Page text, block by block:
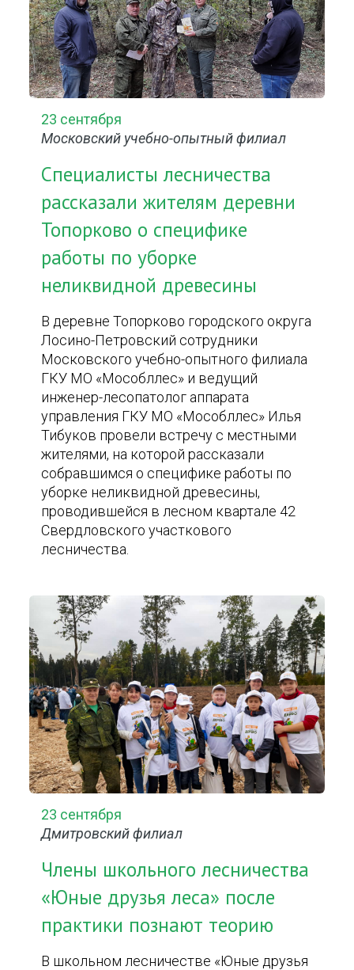
23 сентября
Московский учебно-опытный филиал
Специалисты лесничества
рассказали жителям деревни
Топорково о специфике
работы по уборке
неликвидной древесины
В деревне Топорково городского округа
Лосино-Петровский сотрудники
Московского учебно-опытного филиала
ГКУ МО «Мособллес» и ведущий
инженер-лесопатолог аппарата
управления ГКУ МО «Мособллес» Илья
Тибуков провели встречу с местными
жителями, на которой рассказали
собравшимся о специфике работы по
уборке неликвидной древесины,
проводившейся в лесном квартале 42
Свердловского участкового
лесничества.
23 сентября
Дмитровский филиал
Члены школьного лесничества
«Юные друзья леса» после
практики познают теорию
В школьном лесничестве «Юные друзья